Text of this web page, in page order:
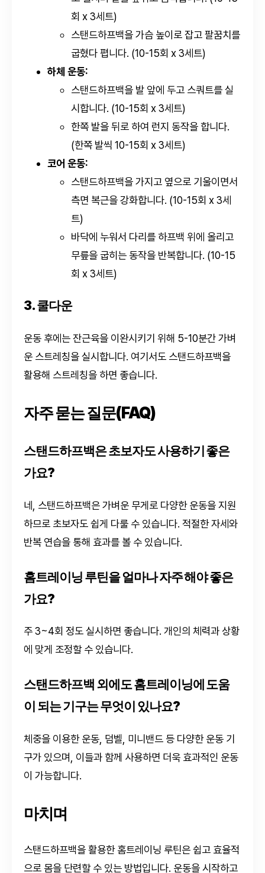
회 x 3세트)
스탠드하프백을 가슴 높이로 잡고 팔꿈치를
굽혔다 폅니다. (10-15회 x 3세트)
하체 운동:
스탠드하프백을 발 앞에 두고 스쿼트를 실
시합니다. (10-15회 x 3세트)
한쪽 발을 뒤로 하여 런지 동작을 합니다.
(한쪽 발씩 10-15회 x 3세트)
코어 운동:
스탠드하프백을 가지고 옆으로 기울이면서
측면 복근을 강화합니다. (10-15회 x 3세
트)
바닥에 누워서 다리를 하프백 위에 올리고
무릎을 굽히는 동작을 반복합니다. (10-15
회 x 3세트)
3. 쿨다운
운동 후에는 잔근육을 이완시키기 위해 5-10분간 가벼
운 스트레칭을 실시합니다. 여기서도 스탠드하프백을
활용해 스트레칭을 하면 좋습니다.
자주 묻는 질문(FAQ)
스탠드하프백은 초보자도 사용하기 좋은
가요?
네, 스탠드하프백은 가벼운 무게로 다양한 운동을 지원
하므로 초보자도 쉽게 다룰 수 있습니다. 적절한 자세와
반복 연습을 통해 효과를 볼 수 있습니다.
홈트레이닝 루틴을 얼마나 자주 해야 좋은
가요?
주 3~4회 정도 실시하면 좋습니다. 개인의 체력과 상황
에 맞게 조정할 수 있습니다.
스탠드하프백 외에도 홈트레이닝에 도움
이 되는 기구는 무엇이 있나요?
체중을 이용한 운동, 덤벨, 미니밴드 등 다양한 운동 기
구가 있으며, 이들과 함께 사용하면 더욱 효과적인 운동
이 가능합니다.
마치며
스탠드하프백을 활용한 홈트레이닝 루틴은 쉽고 효율적
으로 몸을 단련할 수 있는 방법입니다. 운동을 시작하고